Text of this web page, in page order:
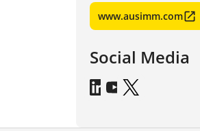
www.ausimm.com
Social Media